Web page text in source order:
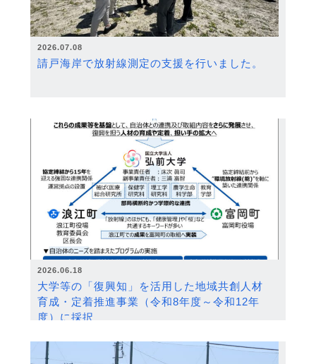
2026.07.08
請戸海岸で放射線測定の支援を行いました。
2026.06.18
大学等の「復興知」を活用した地域共創人材
育成・定着推進事業（令和8年度～令和12年
度）に採択